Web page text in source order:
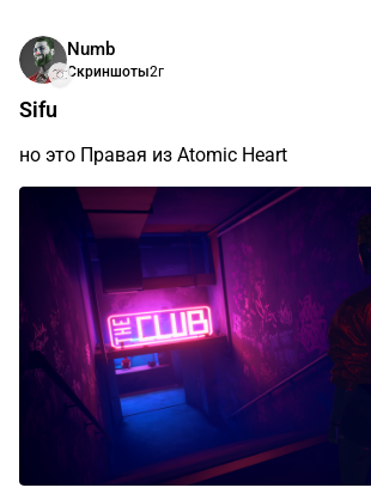
Numb
Скриншоты2г
Sifu
но это Правая из Atomic Heart